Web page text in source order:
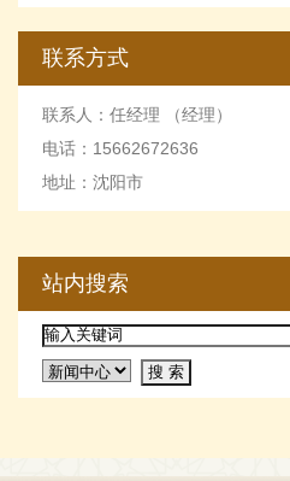
联系方式
联系人：任经理 （经理）
电话：15662672636
地址：沈阳市
站内搜索